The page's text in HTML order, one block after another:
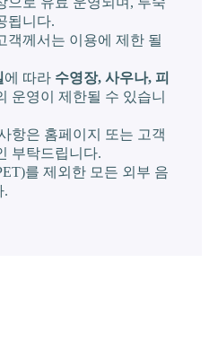
됩니다.
객께서는 이용에 제한 될
에 따라 수영장, 사우나, 피
운영이 제한될 수 있습니
항은 홈페이지 또는 고객
부탁드립니다.
를 제외한 모든 외부 음
.